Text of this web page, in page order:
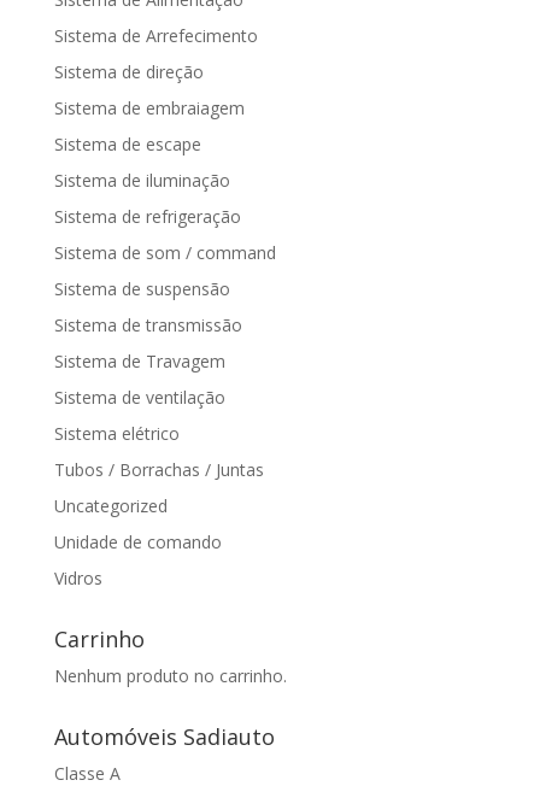
Sistema de Arrefecimento
Sistema de direção
Sistema de embraiagem
Sistema de escape
Sistema de iluminação
Sistema de refrigeração
Sistema de som / command
Sistema de suspensão
Sistema de transmissão
Sistema de Travagem
Sistema de ventilação
Sistema elétrico
Tubos / Borrachas / Juntas
Uncategorized
Unidade de comando
Vidros
Carrinho
Nenhum produto no carrinho.
Automóveis Sadiauto
Classe A